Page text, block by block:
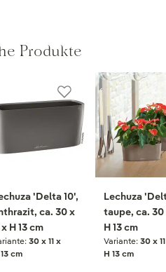
Produkte
'Delta 10',
ca. 30 x
x H 13 cm
30 x 11 x
cm
Lechuza
taupe, ca. 30
H 13 cm
Variante: 30 x
H 13 cm